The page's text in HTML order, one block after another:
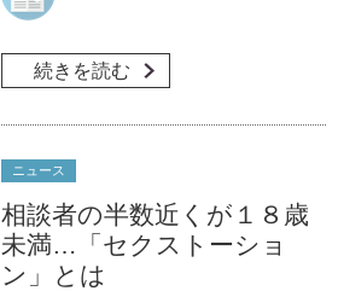
続きを読む
ニュース
相談者の半数近くが１８歳
未満…「セクストーショ
ン」とは